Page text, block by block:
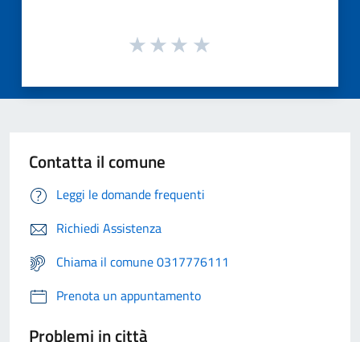
Contatta il comune
Leggi le domande frequenti
Richiedi Assistenza
Chiama il comune 0317776111
Prenota un appuntamento
Problemi in città